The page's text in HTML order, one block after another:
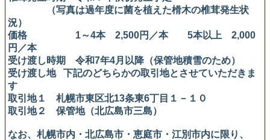
（写真は過年度に菌を植えた榾木の椎茸発生状
況）
価格 1～4本 2,500円／本 5本以上 2,000
円／本
受け渡し時期 令和7年4月以降（保管地積雪のため）
受け渡し地 下記のどちらかの取引地とさせていただきま
す
取引地１ 札幌市東区北13条東6丁目１－１０
取引地２ 保管地（北広島市三島）
なお、札幌市内・北広島市・恵庭市・江別市内に限り、